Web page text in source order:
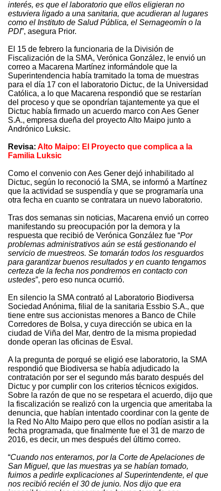
interés, es que el laboratorio que ellos eligieran no
estuviera ligado a una sanitaria, que acudieran al lugares
como el Instituto de Salud Pública, el Sernageomín o la
PDI”, asegura Prior.
El 15 de febrero la funcionaria de la División de
Fiscalización de la SMA, Verónica González, le envió un
correo a Macarena Martínez informándole que la
Superintendencia había tramitado la toma de muestras
para el día 17 con el laboratorio Dictuc, de la Universidad
Católica, a lo que Macarena respondió que se restarían
del proceso y que se opondrían tajantemente ya que el
Dictuc había firmado un acuerdo marco con Aes Gener
S.A., empresa dueña del proyecto Alto Maipo junto a
Andrónico Luksic.
Revisa: Alto Maipo: El Proyecto que complica a la
Familia Luksic
Como el convenio con Aes Gener dejó inhabilitado al
Dictuc, según lo reconoció la SMA, se informó a Martínez
que la actividad se suspendía y que se programaría una
otra fecha en cuanto se contratara un nuevo laboratorio.
Tras dos semanas sin noticias, Macarena envió un correo
manifestando su preocupación por la demora y la
respuesta que recibió de Verónica González fue “Por
problemas administrativos aún se está gestionando el
servicio de muestreos. Se tomarán todos los resguardos
para garantizar buenos resultados y en cuanto tengamos
certeza de la fecha nos pondremos en contacto con
ustedes”, pero eso nunca ocurrió.
En silencio la SMA contrató al Laboratorio Biodiversa
Sociedad Anónima, filial de la sanitaria Essbio S.A., que
tiene entre sus accionistas menores a Banco de Chile
Corredores de Bolsa, y cuya dirección se ubica en la
ciudad de Viña del Mar, dentro de la misma propiedad
donde operan las oficinas de Esval.
A la pregunta de porqué se eligió ese laboratorio, la SMA
respondió que Biodiversa se había adjudicado la
contratación por ser el segundo más barato después del
Dictuc y por cumplir con los criterios técnicos exigidos.
Sobre la razón de que no se respetara el acuerdo, dijo que
la fiscalización se realizó con la urgencia que ameritaba la
denuncia, que habían intentado coordinar con la gente de
la Red No Alto Maipo pero que ellos no podían asistir a la
fecha programada, que finalmente fue el 31 de marzo de
2016, es decir, un mes después del último correo.
“Cuando nos enterarnos, por la Corte de Apelaciones de
San Miguel, que las muestras ya se habían tomado,
fuimos a pedirle explicaciones al Superintendente, el que
nos recibió recién el 30 de junio. Nos dijo que era